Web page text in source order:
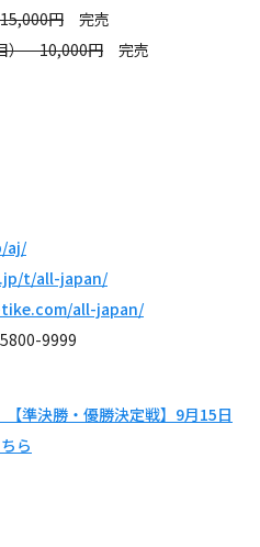
円 完売
） 10,000円 完売
aj/
t/all-japan/
all-japan/
9999
準決勝・優勝決定戦】9月15日
ら